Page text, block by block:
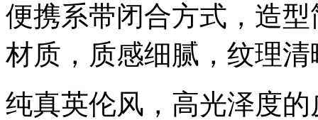
便携系带闭合方式，造
材质，质感细腻，纹理
纯真英伦风，高光泽度